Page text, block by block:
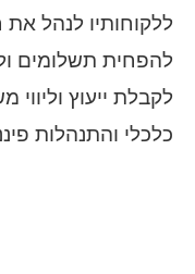
ללקוחותיו לנהל
להפחית תשלומים
לקבלת ייעוץ
כלכלי והתנהלות